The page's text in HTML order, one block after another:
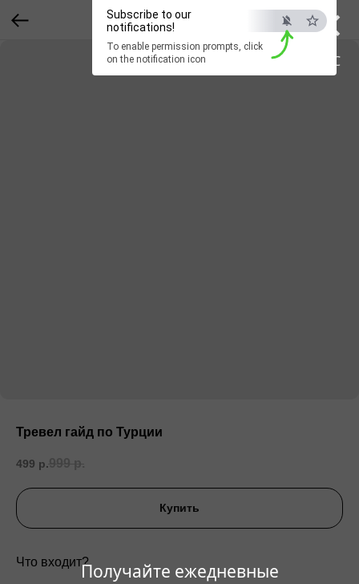
×
ESC
Получайте ежедневные
Subscribe to our
notifications!
To enable permission prompts, click
on the notification icon
Тревел гайд по Турции
499 р.
Купить
Что входит?